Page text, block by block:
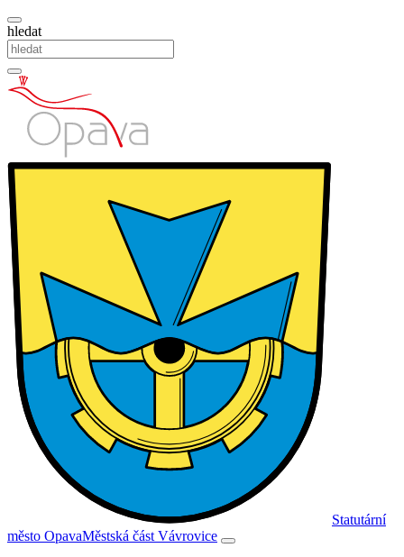
hledat
Statutární
město OpavaMěstská část Vávrovice